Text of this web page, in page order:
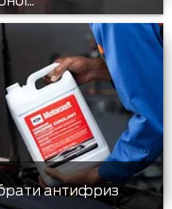
антифриз